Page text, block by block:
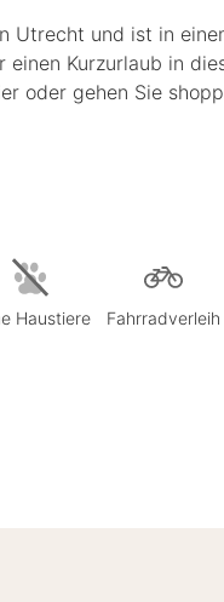
Utrecht und ist in
Kurzurlaub in
oder gehen Sie
Haustiere Fahrradverleih